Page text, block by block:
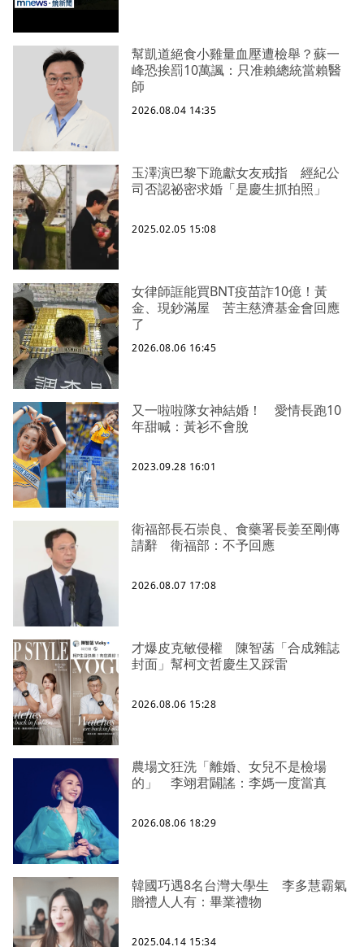
幫凱道絕食小雞量血壓遭檢舉？蘇一
峰恐挨罰10萬諷：只准賴總統當賴醫
師
2026.08.04 14:35
玉澤演巴黎下跪獻女友戒指 經紀公
司否認祕密求婚「是慶生抓拍照」
2025.02.05 15:08
女律師誆能買BNT疫苗詐10億！黃
金、現鈔滿屋 苦主慈濟基金會回應
了
2026.08.06 16:45
又一啦啦隊女神結婚！ 愛情長跑10
年甜喊：黃衫不會脫
2023.09.28 16:01
衛福部長石崇良、食藥署長姜至剛傳
請辭 衛福部：不予回應
2026.08.07 17:08
才爆皮克敏侵權 陳智菡「合成雜誌
封面」幫柯文哲慶生又踩雷
2026.08.06 15:28
農場文狂洗「離婚、女兒不是檢場
的」 李翊君闢謠：李媽一度當真
2026.08.06 18:29
韓國巧遇8名台灣大學生 李多慧霸氣
贈禮人人有：畢業禮物
2025.04.14 15:34